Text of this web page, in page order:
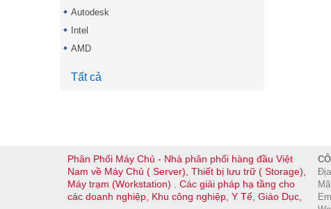
Autodesk
Intel
AMD
Tất cả
Phân Phối Máy Chủ - Nhà phân phối hàng đầu Việt
Nam về Máy Chủ ( Server), Thiết bị lưu trữ ( Storage),
Máy trạm (Workstation) . Các giải pháp hạ tầng cho
các doanh nghiệp, Khu công nghiệp, Y Tế, Giáo Dục,